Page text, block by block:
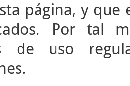
página, y que
Por tal
de uso